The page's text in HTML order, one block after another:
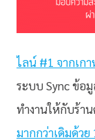
ไลน์ #1 จากเก
ระบบ Sync ข้อ
ทำงานให้กับร้า
มากกว่าเดิมด้วย